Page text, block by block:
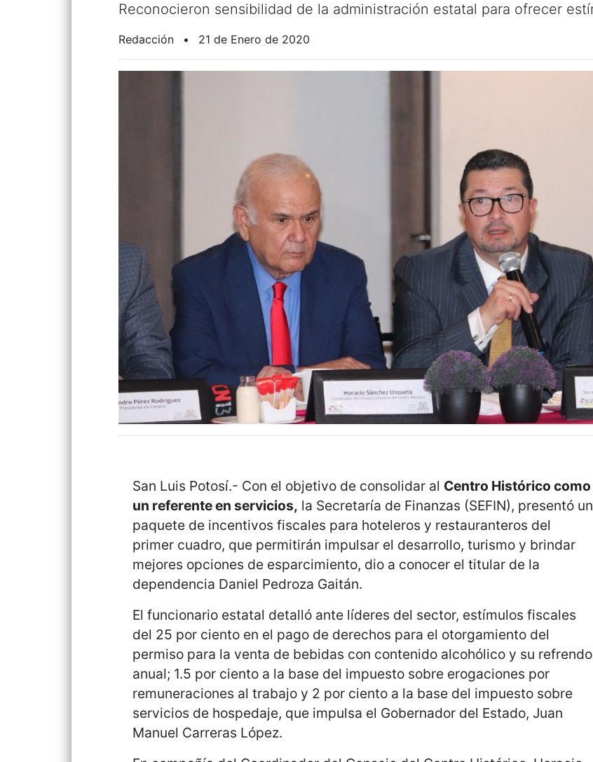
Reconocieron sensibilidad de la administración estatal para ofrecer
Redacción • 21 de Enero de 2020
San Luis Potosí.- Con el objetivo de consolidar al Centro Histórico como
un referente en servicios, la Secretaría de Finanzas (SEFIN), presentó un
paquete de incentivos fiscales para hoteleros y restauranteros del
primer cuadro, que permitirán impulsar el desarrollo, turismo y brindar
mejores opciones de esparcimiento, dio a conocer el titular de la
dependencia Daniel Pedroza Gaitán.
El funcionario estatal detalló ante líderes del sector, estímulos fiscales
del 25 por ciento en el pago de derechos para el otorgamiento del
permiso para la venta de bebidas con contenido alcohólico y su refrendo
anual; 1.5 por ciento a la base del impuesto sobre erogaciones por
remuneraciones al trabajo y 2 por ciento a la base del impuesto sobre
servicios de hospedaje, que impulsa el Gobernador del Estado, Juan
Manuel Carreras López.